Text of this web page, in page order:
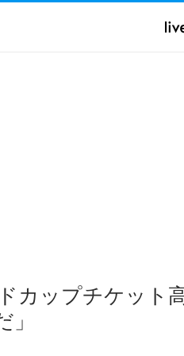
カップチケット